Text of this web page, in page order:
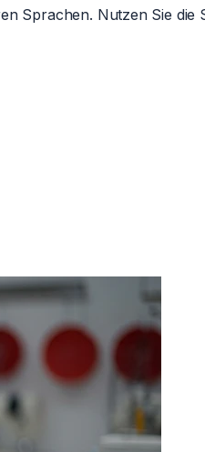
Sprachen. Nutzen Sie die